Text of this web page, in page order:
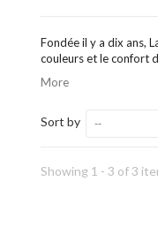
Fondée il y a dix ans,
couleurs et le confort
More
Sort by --
Showing 1 - 3 of 3